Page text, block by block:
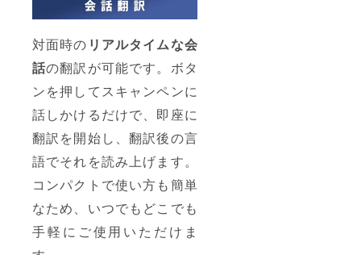
対面時の リアルタイムな会
話の翻訳が可能です。ボタ
ンを押してスキャンペンに
話しかけるだけで、即座に
翻訳を開始し、翻訳後の言
語でそれを読み上げます。
コンパクトで使い方も簡単
なため、いつでもどこでも
手軽にご使用いただけま